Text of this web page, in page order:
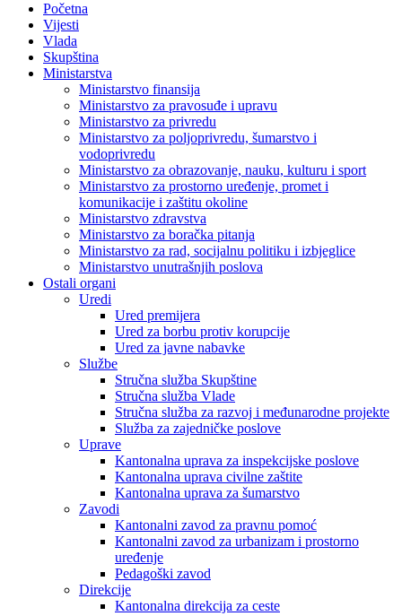
Početna
Vijesti
Vlada
Skupština
Ministarstva
Ministarstvo finansija
Ministarstvo za pravosuđe i upravu
Ministarstvo za privredu
Ministarstvo za poljoprivredu, šumarstvo i
vodoprivredu
Ministarstvo za obrazovanje, nauku, kulturu i sport
Ministarstvo za prostorno uređenje, promet i
komunikacije i zaštitu okoline
Ministarstvo zdravstva
Ministarstvo za boračka pitanja
Ministarstvo za rad, socijalnu politiku i izbjeglice
Ministarstvo unutrašnjih poslova
Ostali organi
Uredi
Ured premijera
Ured za borbu protiv korupcije
Ured za javne nabavke
Službe
Stručna služba Skupštine
Stručna služba Vlade
Stručna služba za razvoj i međunarodne projekte
Služba za zajedničke poslove
Uprave
Kantonalna uprava za inspekcijske poslove
Kantonalna uprava civilne zaštite
Kantonalna uprava za šumarstvo
Zavodi
Kantonalni zavod za pravnu pomoć
Kantonalni zavod za urbanizam i prostorno
uređenje
Pedagoški zavod
Direkcije
Kantonalna direkcija za ceste